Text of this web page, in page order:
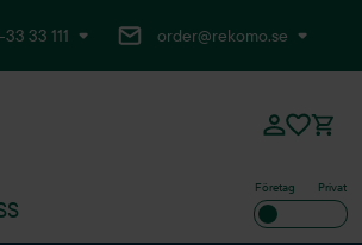
33 111 order@rekomo.se
Företag Privat